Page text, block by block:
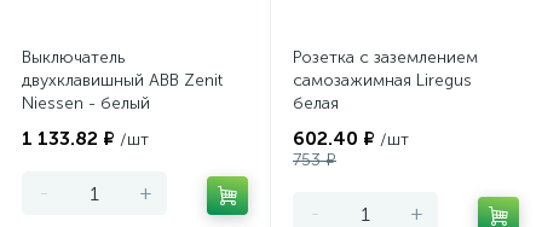
Выключатель
двухклавишный ABB Zenit
Niessen - белый
1 133.82 ₽ /шт
- +
Розетка с заземлением
самозажимная Liregus
белая
602.40 ₽ /шт
753 ₽
- +